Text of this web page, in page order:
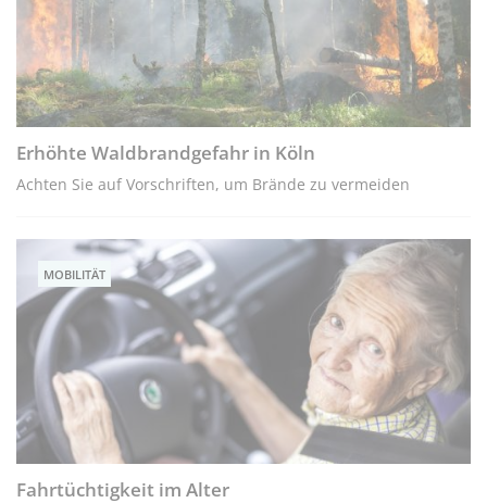
Erhöhte Waldbrandgefahr in Köln
Achten Sie auf Vorschriften, um Brände zu vermeiden
MOBILITÄT
Fahrtüchtigkeit im Alter